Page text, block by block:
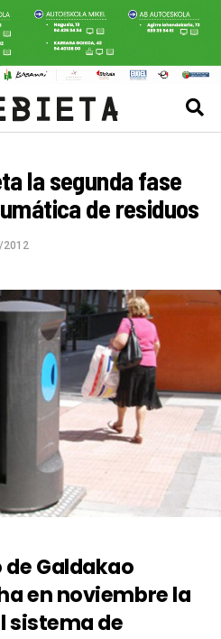
la segunda fase
de residuos
Galdakao
en noviembre la
sistema de